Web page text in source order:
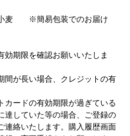
小麦 ※簡易包装でのお届け
期限を確認お願いいたしま
が長い場合、クレジットの有
ードの有効期限が過ぎている
達していた等の場合、ご登録の
絡いたします。購入履歴画面